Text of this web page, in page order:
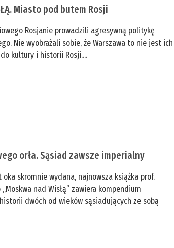
Miasto pod butem Rosji
Rosjanie prowadzili agresywną politykę
Nie wyobrażali sobie, że Warszawa to nie jest ich
kultury i historii Rosji....
orła. Sąsiad zawsze imperialny
oka skromnie wydana, najnowsza książka prof.
nad Wisłą” zawiera kompendium
dwóch od wieków sąsiadujących ze sobą